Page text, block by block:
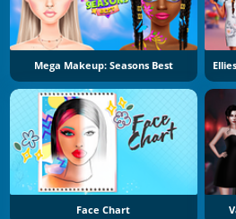
Mega Makeup: Seasons Best
Face Chart